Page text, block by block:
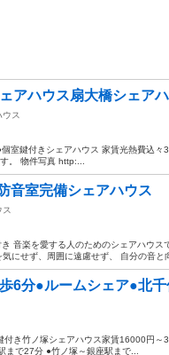
アハウス扇大橋シェア
ウス
室鍵付きシェアハウス 家賃光熱費込
。 物件写真 http:...
音室完備シェアハウス
ス
音楽を愛する人のためのシェアハウ
にせず、周囲に遠慮せず、 自分の音と
6分●ルームシェア●北
付き竹ノ塚シェアハウス家賃16000円
で27分 ●竹ノ塚～銀座駅まで...